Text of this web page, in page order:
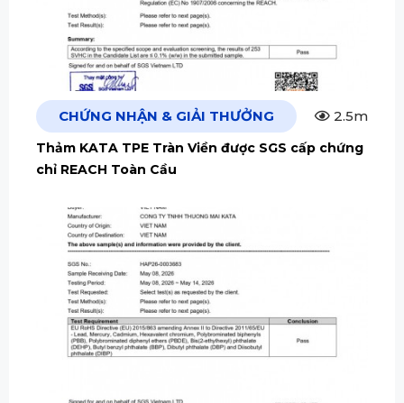
CHỨNG NHẬN & GIẢI THƯỞNG 2.5m
Thảm KATA TPE Tràn Viền được SGS cấp chứng
chỉ REACH Toàn Cầu